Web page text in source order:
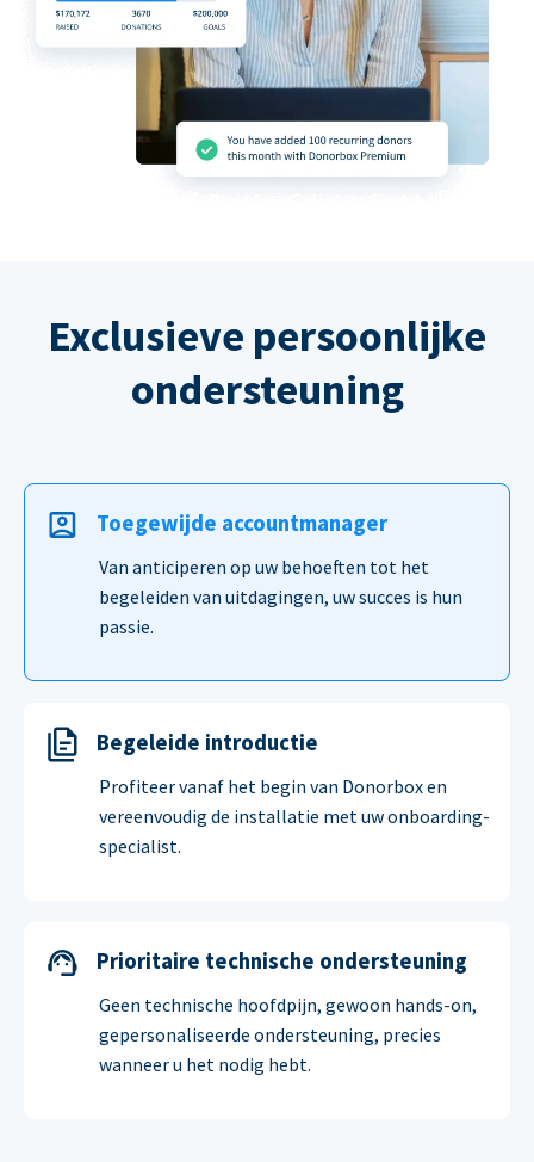
Exclusieve persoonlijke
ondersteuning
Toegewijde accountmanager
Van anticiperen op uw behoeften tot het
begeleiden van uitdagingen, uw succes is hun
passie.
Begeleide introductie
Profiteer vanaf het begin van Donorbox en
vereenvoudig de installatie met uw onboarding-
specialist.
Prioritaire technische ondersteuning
Geen technische hoofdpijn, gewoon hands-on,
gepersonaliseerde ondersteuning, precies
wanneer u het nodig hebt.